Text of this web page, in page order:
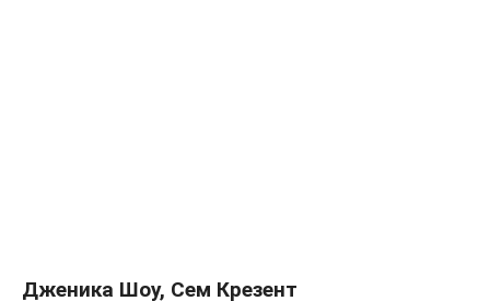
Дженика Шоу, Сем Крезент